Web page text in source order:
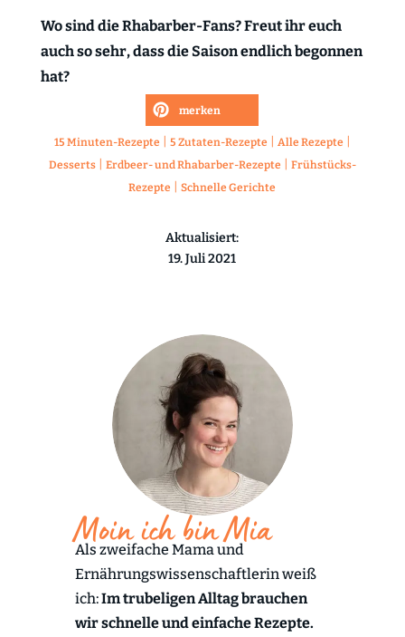
Wo sind die Rhabarber-Fans? Freut ihr euch
auch so sehr, dass die Saison endlich begonnen
hat?
merken
15 Minuten-Rezepte 5 Zutaten-Rezepte Alle Rezepte
Desserts| Erdbeer- und Rhabarber-Rezepte
Frühstücks-
Rezepte
|Schnelle Gerichte
Aktualisiert:
19. Juli 2021
Moin ich bin Mia
Als zweifache Mama und
Ernährungswissenschaftlerin weiß
ich:Im trubeligen Alltag brauchen
wir schnelle und einfache Rezepte.